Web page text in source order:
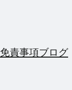
免責事項ブログ